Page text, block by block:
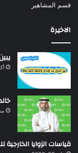
قسم المشاهير
الاخيرة
منذ 3
قياسات الزوايا